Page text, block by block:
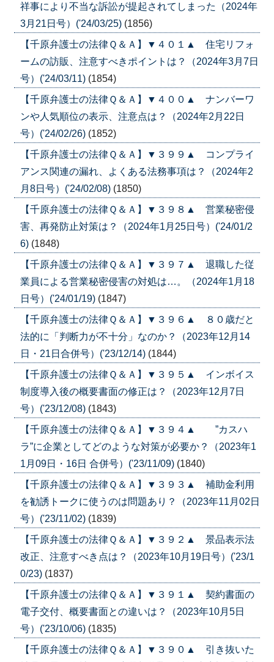
祥事により不当な訴訟が提起されてしまった（2024年
3月21日号）('24/03/25) (1856)
【千原弁護士の法律Ｑ＆Ａ】▼４０１▲ 住宅リフォ
ームの訪販、注意すべきポイントは？（2024年3月7日
号）('24/03/11) (1854)
【千原弁護士の法律Ｑ＆Ａ】▼４００▲ ナンバーワ
ンや人気順位の表示、注意点は？（2024年2月22日
号）('24/02/26) (1852)
【千原弁護士の法律Ｑ＆Ａ】▼３９９▲ コンプライ
アンス関連の漏れ、よくある法務事項は？（2024年2
月8日号）('24/02/08) (1850)
【千原弁護士の法律Ｑ＆Ａ】▼３９８▲ 営業秘密侵
害、再発防止対策は？（2024年1月25日号）('24/01/2
6) (1848)
【千原弁護士の法律Ｑ＆Ａ】▼３９７▲ 退職した従
業員による営業秘密侵害の対処は…。（2024年1月18
日号）('24/01/19) (1847)
【千原弁護士の法律Ｑ＆Ａ】▼３９６▲ ８０歳だと
法的に「判断力が不十分」なのか？（2023年12月14
日・21日合併号）('23/12/14) (1844)
【千原弁護士の法律Ｑ＆Ａ】▼３９５▲ インボイス
制度導入後の概要書面の修正は？（2023年12月7日
号）('23/12/08) (1843)
【千原弁護士の法律Ｑ＆Ａ】▼３９４▲ ”カスハ
ラ”に企業としてどのような対策が必要か？（2023年1
1月09日・16日 合併号）('23/11/09) (1840)
【千原弁護士の法律Ｑ＆Ａ】▼３９３▲ 補助金利用
を勧誘トークに使うのは問題あり？（2023年11月02日
号）('23/11/02) (1839)
【千原弁護士の法律Ｑ＆Ａ】▼３９２▲ 景品表示法
改正、注意すべき点は？（2023年10月19日号）('23/1
0/23) (1837)
【千原弁護士の法律Ｑ＆Ａ】▼３９１▲ 契約書面の
電子交付、概要書面との違いは？（2023年10月5日
号）('23/10/06) (1835)
【千原弁護士の法律Ｑ＆Ａ】▼３９０▲ 引き抜いた